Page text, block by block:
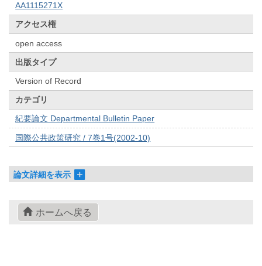
AA1115271X
アクセス権
open access
出版タイプ
Version of Record
カテゴリ
紀要論文 Departmental Bulletin Paper
国際公共政策研究 / 7巻1号(2002-10)
論文詳細を表示
ホームへ戻る